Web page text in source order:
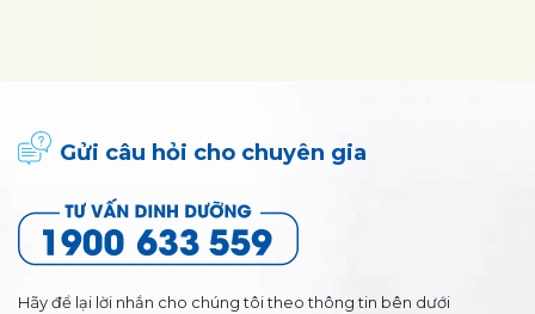
Gửi câu hỏi cho chuyên gia
Hãy để lại lời nhắn cho chúng tôi theo thông tin bên dưới